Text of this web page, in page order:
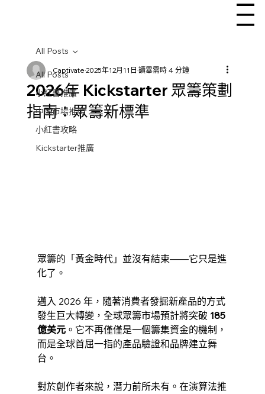
All Posts
小紅書推廣
中國市場推廣
小紅書攻略
Kickstarter推廣
All Posts
2026年 Kickstarter 眾籌策劃
指南：眾籌新標準
Captivate2025年12月11日 讀畢需時 4 分鐘
眾籌的「黃金時代」並沒有結束——它只是進
化了。
邁入 2026 年，隨著消費者發掘新產品的方式
發生巨大轉變，全球眾籌市場預計將突破 185
億美元。它不再僅僅是一個籌集資金的機制，
而是全球首屈一指的產品驗證和品牌建立舞
台。
對於創作者來說，潛力前所未有。在演算法推